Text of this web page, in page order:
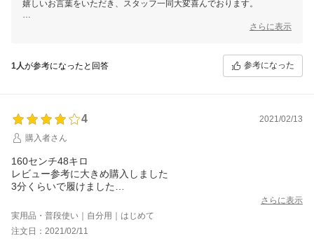
部屋の中で使おうかとおもいます。
あと結構着圧が強いので寝るときは血流の関係で履かない方がい
嬉しいお言葉をいただき、スタッフ一同大変喜んでおります。
当商品は強力な着圧になっているため、履き続けていただくことによっ
イフスタイルに合わせて履き続けていただけますと幸いでございます。
さらに表示
1人が参考になったと回答 参考になった
4
2021/02/13
購入者さん
160センチ48キロ
レビュー参考に大きめ購入しました
3分くらいで履けました
加圧もしっかりあり加圧があるから太ももの贅肉が押し上げられ
お尻と合体&#12316;笑
確かにお尻のかたちは悪くなりますがこれだけ贅肉があるのかと
思い知らされこの贅肉が少しでも減るようレギンス履いてトレー
さらに表示
実用品・普段使い｜自分用｜はじめて
注文日：2021/02/11